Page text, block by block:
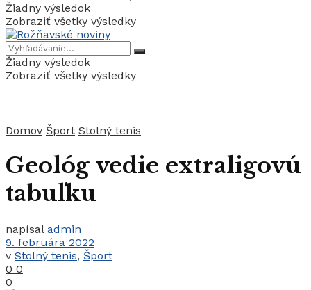
Žiadny výsledok
Zobraziť všetky výsledky
Žiadny výsledok
Zobraziť všetky výsledky
Domov Šport Stolný tenis
Geológ vedie extraligovú
tabuľku
napísal admin
9. februára 2022
v Stolný tenis, Šport
0 0
0